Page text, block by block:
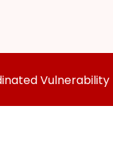
Vulnerability